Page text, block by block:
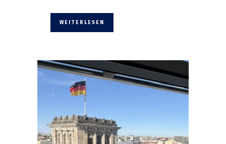
WEITERLESEN